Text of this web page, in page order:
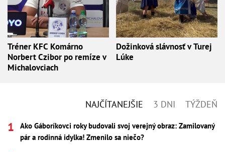
Tréner KFC Komárno
Norbert Czibor po remíze v
Michalovciach
Dožinková slávnosť v Turej
Lúke
NAJČÍTANEJŠIE 3 DNI TÝŽDEŇ
Ako Gáboríkovci roky budovali svoj verejný obraz: Zamilovaný
pár a rodinná idylka! Zmenilo sa niečo?